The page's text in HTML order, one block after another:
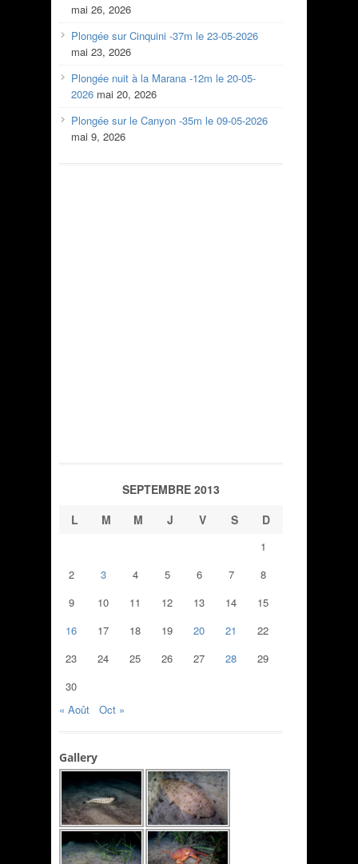
mai 26, 2026
Plongée sur Cinquini -37m le 23-05-2026
mai 23, 2026
Plongée nuit à la Marana -12m le 20-05-
2026 mai 20, 2026
Plongée sur le Canyon -35m le 09-05-2026
mai 9, 2026
SEPTEMBRE 2013
L
M M J V S D
1
2
3 4 5 6 7
8
9
10 11 12 13 14
15
16
17 18 19 20 21
22
23
24 25 26 27 28
29
30
« Août
Oct »
Gallery